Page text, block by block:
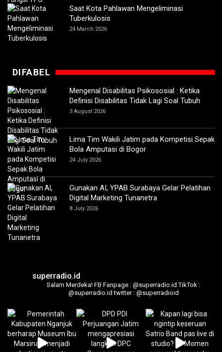
Saat Kota Pahlawan Mengeliminasi
Tuberkulosis
24 March 2026
DIFABEL
Mengenal Disabilitas Psikososial : Ketika
Definisi Disabilitas Tidak Lagi Soal Tubuh
3 August 2026
Lima Tim Wakili Jatim pada Kompetisi Sepak
Bola Amputasi di Bogor
24 July 2026
Gunakan AI, YPAB Surabaya Gelar Pelatihan
Digital Marketing Tunanetra
8 July 2026
superradio.id
Salam Merdeka! FB Fanpage : @superradio.id TikTok :
@superradio.id twitter : @superradioid